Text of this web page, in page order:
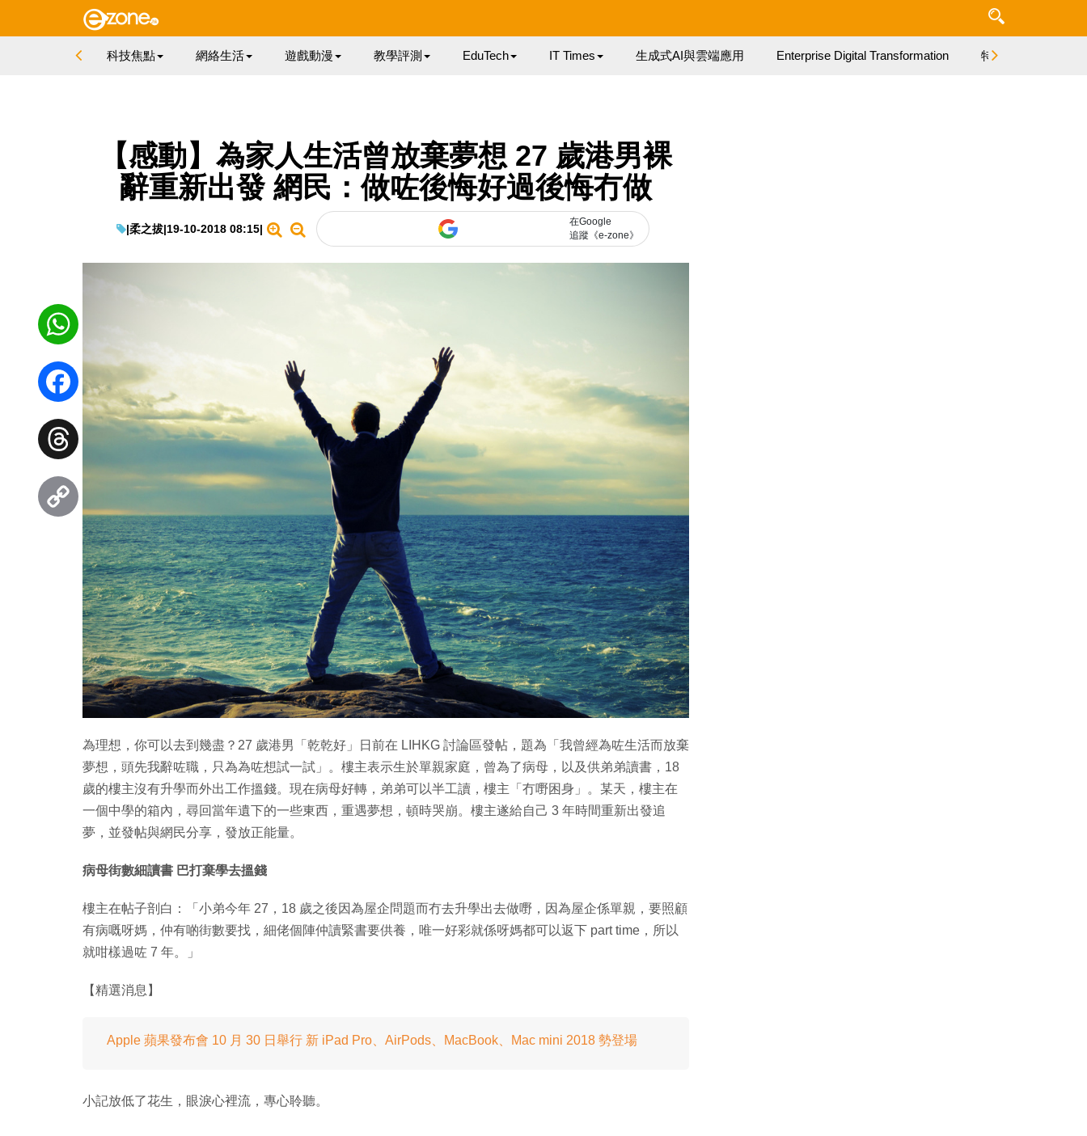
科技焦點 網絡生活 遊戲動漫 教學評測 EduTech IT Times 生成式AI與雲端應用 Enterprise Digital Transformation 特集
【感動】為家人生活曾放棄夢想 27 歲港男裸
辭重新出發 網民：做咗後悔好過後悔冇做
|柔之拔|19-10-2018 08:15|
在Google
追蹤《e-zone》
為理想，你可以去到幾盡？27 歲港男「乾乾好」日前在 LIHKG 討論區發帖，題為「我曾經為咗生活而放棄
夢想，頭先我辭咗職，只為為咗想試一試」。樓主表示生於單親家庭，曾為了病母，以及供弟弟讀書，18
歲的樓主沒有升學而外出工作搵錢。現在病母好轉，弟弟可以半工讀，樓主「冇嘢困身」。某天，樓主在
一個中學的箱內，尋回當年遺下的一些東西，重遇夢想，頓時哭崩。樓主遂給自己 3 年時間重新出發追
夢，並發帖與網民分享，發放正能量。
病母街數細讀書 巴打棄學去搵錢
樓主在帖子剖白：「小弟今年 27，18 歲之後因為屋企問題而冇去升學出去做嘢，因為屋企係單親，要照顧
有病嘅呀媽，仲有啲街數要找，細佬個陣仲讀緊書要供養，唯一好彩就係呀媽都可以返下 part time，所以
就咁樣過咗 7 年。」
【精選消息】
Apple 蘋果發布會 10 月 30 日舉行 新 iPad Pro、AirPods、MacBook、Mac mini 2018 勢登場
小記放低了花生，眼淚心裡流，專心聆聽。
WhatsApp
Facebook
Threads
Copy
Link